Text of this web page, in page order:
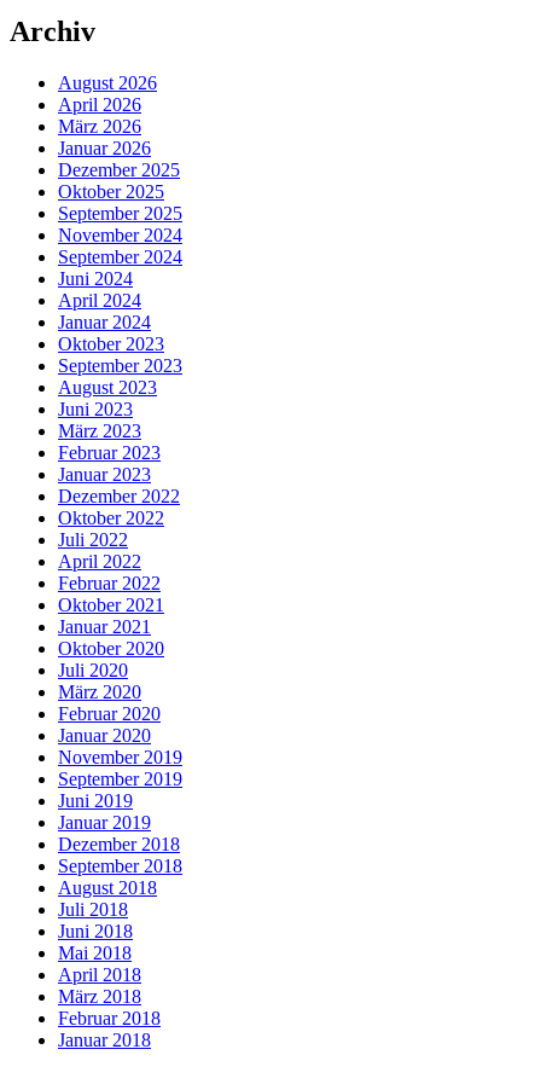
Archiv
August 2026
April 2026
März 2026
Januar 2026
Dezember 2025
Oktober 2025
September 2025
November 2024
September 2024
Juni 2024
April 2024
Januar 2024
Oktober 2023
September 2023
August 2023
Juni 2023
März 2023
Februar 2023
Januar 2023
Dezember 2022
Oktober 2022
Juli 2022
April 2022
Februar 2022
Oktober 2021
Januar 2021
Oktober 2020
Juli 2020
März 2020
Februar 2020
Januar 2020
November 2019
September 2019
Juni 2019
Januar 2019
Dezember 2018
September 2018
August 2018
Juli 2018
Juni 2018
Mai 2018
April 2018
März 2018
Februar 2018
Januar 2018